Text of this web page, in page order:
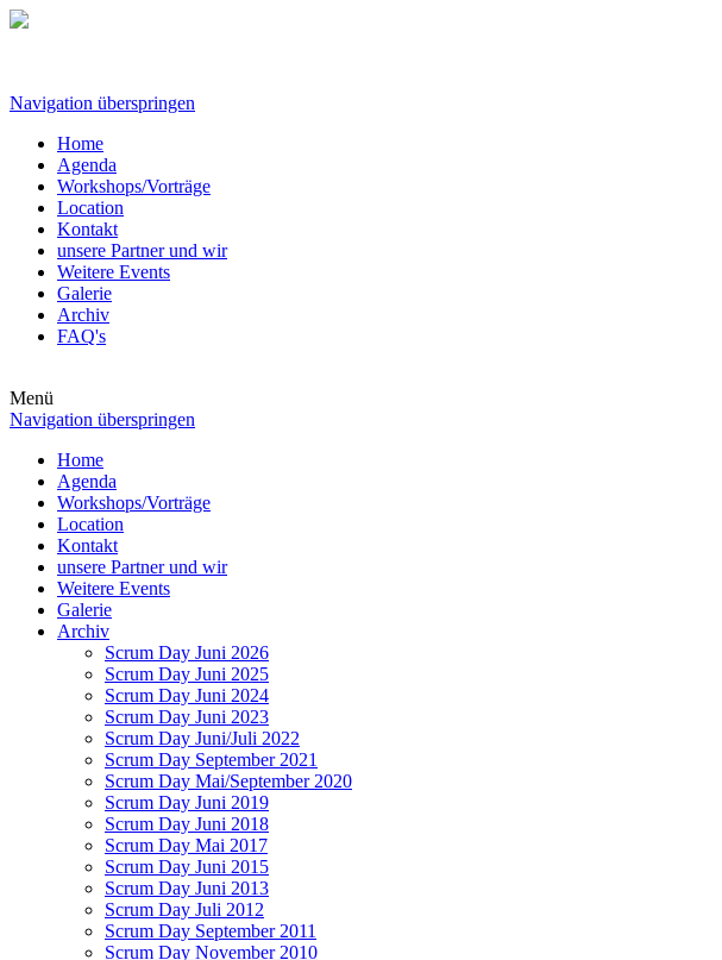
Navigation überspringen
Home
Agenda
Workshops/Vorträge
Location
Kontakt
unsere Partner und wir
Weitere Events
Galerie
Archiv
FAQ's
Menü
Navigation überspringen
Home
Agenda
Workshops/Vorträge
Location
Kontakt
unsere Partner und wir
Weitere Events
Galerie
Archiv
Scrum Day Juni 2026
Scrum Day Juni 2025
Scrum Day Juni 2024
Scrum Day Juni 2023
Scrum Day Juni/Juli 2022
Scrum Day September 2021
Scrum Day Mai/September 2020
Scrum Day Juni 2019
Scrum Day Juni 2018
Scrum Day Mai 2017
Scrum Day Juni 2015
Scrum Day Juni 2013
Scrum Day Juli 2012
Scrum Day September 2011
Scrum Day November 2010